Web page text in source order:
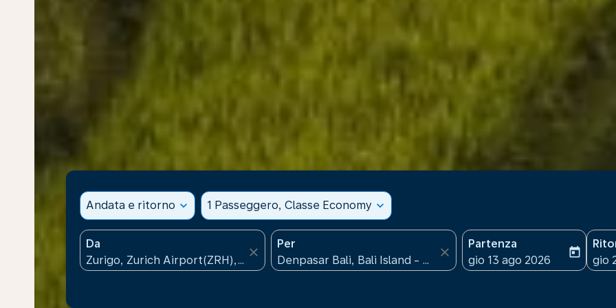
Andata e ritorno expand_more 1 Passeggero, Classe Economy expand_more
Da
close
Per
close
Partenza
fc-booking-departure-
gio 13 ago 2026
today
fc-
gio